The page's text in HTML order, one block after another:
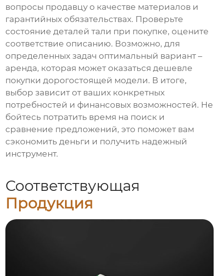
вопросы продавцу о качестве материалов и
гарантийных обязательствах. Проверьте
состояние деталей тали при покупке, оцените
соответствие описанию. Возможно, для
определенных задач оптимальный вариант –
аренда, которая может оказаться дешевле
покупки дорогостоящей модели. В итоге,
выбор зависит от ваших конкретных
потребностей и финансовых возможностей. Не
бойтесь потратить время на поиск и
сравнение предложений, это поможет вам
сэкономить деньги и получить надежный
инструмент.
Соответствующая
Продукция